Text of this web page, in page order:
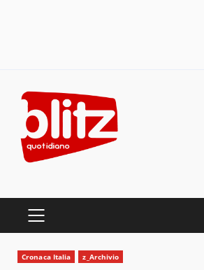
content
PRIMARY
Cronaca Italia z_Archivio